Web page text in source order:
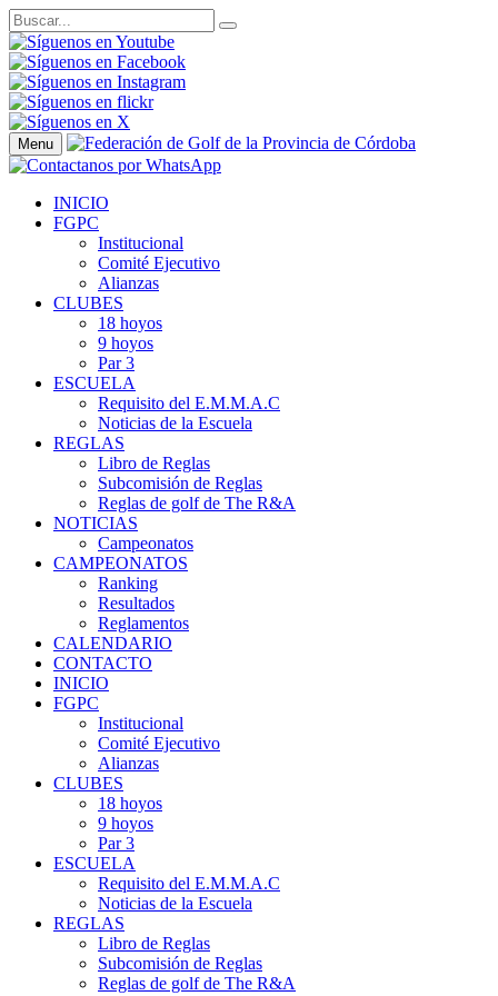
Menu
INICIO
FGPC
Institucional
Comité Ejecutivo
Alianzas
CLUBES
18 hoyos
9 hoyos
Par 3
ESCUELA
Requisito del E.M.M.A.C
Noticias de la Escuela
REGLAS
Libro de Reglas
Subcomisión de Reglas
Reglas de golf de The R&A
NOTICIAS
Campeonatos
CAMPEONATOS
Ranking
Resultados
Reglamentos
CALENDARIO
CONTACTO
INICIO
FGPC
Institucional
Comité Ejecutivo
Alianzas
CLUBES
18 hoyos
9 hoyos
Par 3
ESCUELA
Requisito del E.M.M.A.C
Noticias de la Escuela
REGLAS
Libro de Reglas
Subcomisión de Reglas
Reglas de golf de The R&A